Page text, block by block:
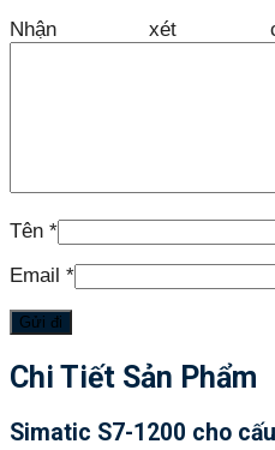
Nhận xét
Tên *
Email *
Chi Tiết Sản Phẩm
Simatic S7-1200 cho